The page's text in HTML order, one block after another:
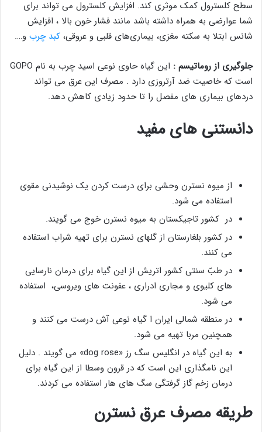
سطح کلسترول کمک موثری کند. افزایش کلسترول می تواند برای
شما عوارضی به همراه داشته باشد مانند فشار خون بالا ، افزایش
شانس ابتلا به سکته مغزی، بیماری‌های قلبی و عروقی، کبد چرب و….
جلوگیری از روماتیسم :
این گیاه حاوی نوعی اسید چرب به نام GOPO
است که خاصیت ضد آرتروزی دارد . مصرف این عرق می تواند
دردهای بیماری های مفصل را تا حدود زیادی کاهش دهد.
دانستنی‌ های مفید
از میوه نسترن وحشی برای درست کردن یک نوشیدنی مقوی
استفاده می‌ شود.
در کشور تاجیکستان به میوه نسترن خوج می گویند.
در کشور بلغارستان از گلهای نسترن برای تهیه شراب استفاده
می کنند.
در طبّ سنتی کشور اتریش از این گیاه برای درمان نارسایی‌
های کلیوی و مجاری ادراری ، عفونت ‌های ویروسی، استفاده
می شود.
در منطقه شمالی ایران ا گیاه نوعی آش درست می کنند و
همچنین مربا تهیه می ‌شود.
به این گیاه در انگلیس سگ رز «dog rose» می گویند . دلیل
این نامگذاری این است که در قرون وسطا از این گیاه برای
درمان زخم گاز گرفتگی سگ‌ های هار استفاده می کردند.
طریقه مصرف عرق نسترن